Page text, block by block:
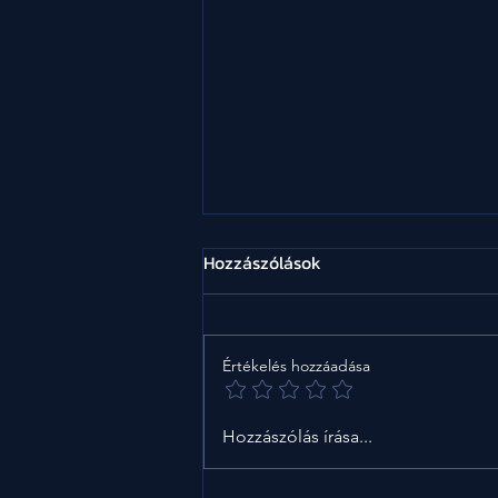
5 nyári vacsora, amitől nem
leszel puffadt másnap
Hozzászólások
Értékelés hozzáadása
Hozzászólás írása...